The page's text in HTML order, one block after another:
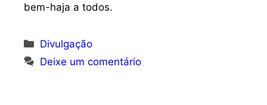
bem-haja a todos.
Categorias
Divulgação
Deixe um comentário